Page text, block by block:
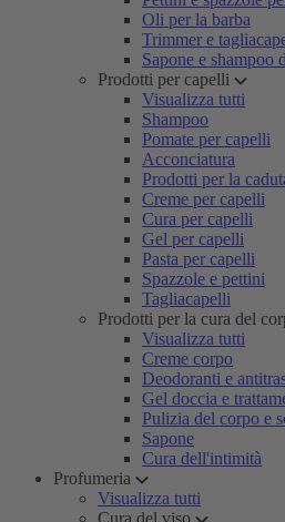
Oli per la barba
Trimmer e
Sapone e shampoo
Prodotti per capelli
Visualizza tutti
Shampoo
Pomate per capelli
Acconciatura
Prodotti per la
Creme per capelli
Cura per capelli
Gel per capelli
Pasta per capelli
Spazzole e pettini
Tagliacapelli
Prodotti per la cura del
Visualizza tutti
Creme corpo
Deodoranti e
Gel doccia e
Pulizia del corpo e
Sapone
Cura dell'intimità
Profumeria
Visualizza tutti
Cura del viso